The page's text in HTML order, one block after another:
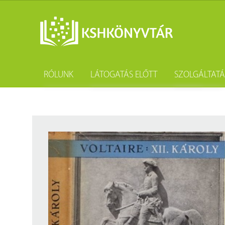
RÓLUNK
Tevékenységünk
Szakmai együttműködési megállapodások
Partnereink
Munkatársaink
LÁTOGATÁS ELŐTT
Közösségi szolgálat
Csoportos látogatás
Elérhetőség
Díjtételek
Kötészet és
Kérdezd a